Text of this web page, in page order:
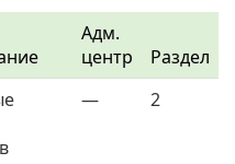
Адм.
центр
Раздел
— 2